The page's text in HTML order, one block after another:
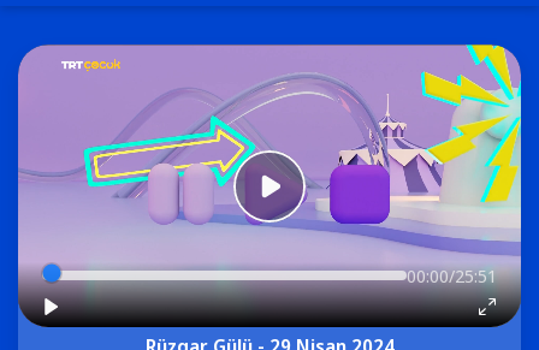
00:00/25:51